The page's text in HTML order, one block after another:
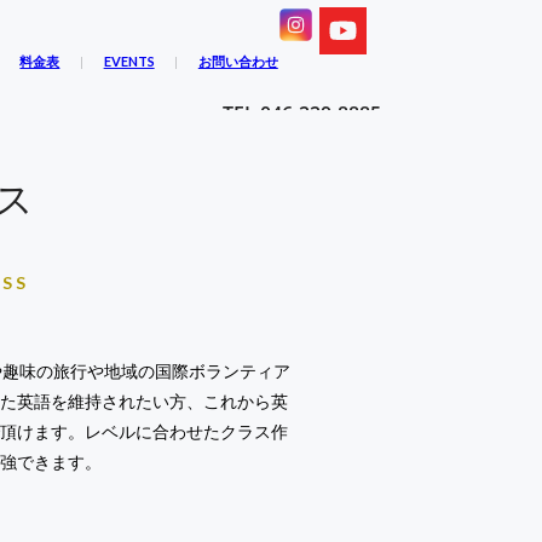
TEL:046-229-8885
料金表 EVENTS お問い合わせ
味の旅行や地域の国際ボランティア
英語を維持されたい方、これから英
けます。レベルに合わせたクラス作
できます。